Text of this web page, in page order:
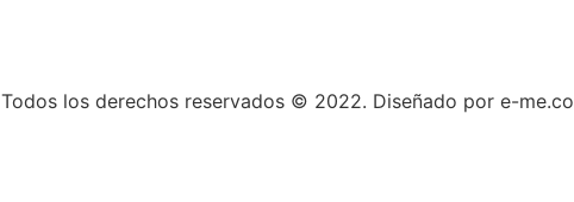
Todos los derechos reservados © 2022. Diseñado por e-me.co